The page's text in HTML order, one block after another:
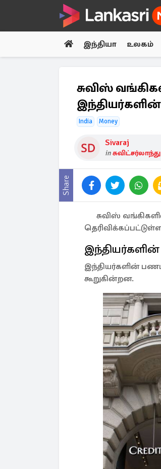
இந்தியா உலகம்
சுவிஸ்
இந்தியர்களின்
India Money
Sivaraj
inசுவிட்சர்லாந்து
Share
சுவிஸ்
இந்தியர்களின்
கூறுகின்றன.